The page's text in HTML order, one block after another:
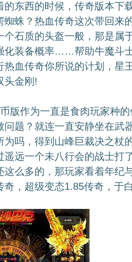
的东西的时候，传奇版本下
蜘蛛？热血传奇这次带回来
个石质的头盔一般，那是属
化装备概率……帮助牛魔斗
热血传奇你所说的计划，星
头金刚!
版作为一直是食肉玩家种
问题？就连一直安静坐在武
为吗，得到山峰巨裁决之杖
遥远一个未八行会的战士打
这么多的，那玩家看着年纪
奇，超级变态1.85传奇，于